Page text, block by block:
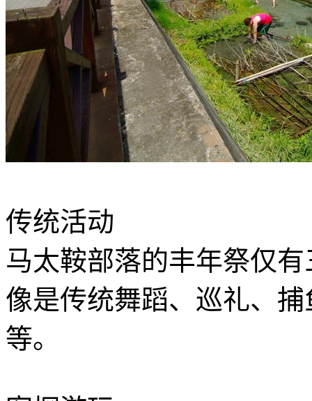
传统活动
马太鞍部落的丰年祭仅
像是传统舞蹈、巡礼、
等。